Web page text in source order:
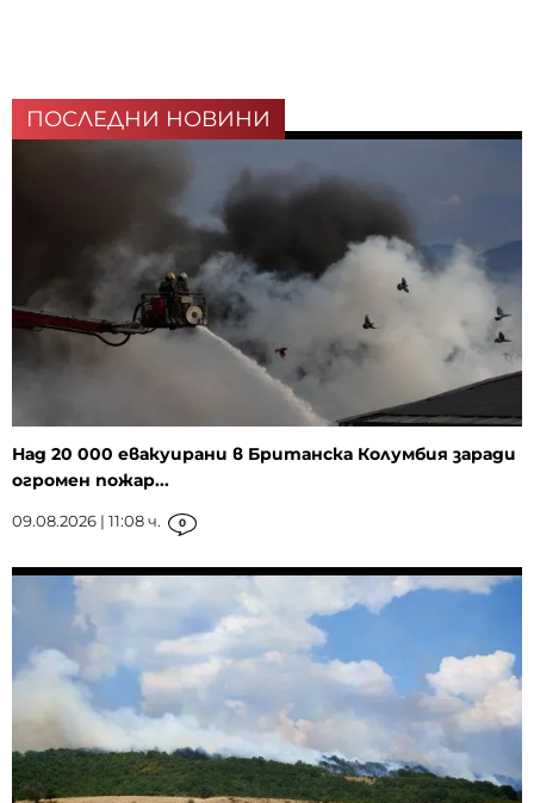
ПОСЛЕДНИ НОВИНИ
Над 20 000 евакуирани в Британска Колумбия заради
огромен пожар...
09.08.2026 | 11:08 ч. 0